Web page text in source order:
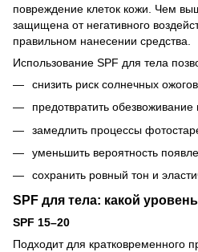
повреждение клеток кожи. Чем
защищена от негативного
правильном нанесении средства.
Использование SPF для тела
снизить риск солнечных
предотвратить обезвоживание
замедлить процессы
уменьшить вероятность
сохранить ровный тон и
SPF для тела: какой
SPF 15–20
Подходит для кратковременного